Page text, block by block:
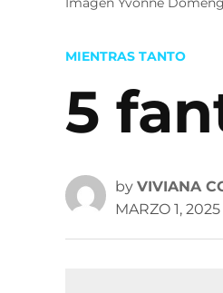
POSTED
MIENTRAS TANTO
5
by VIVIANA
MARZO 1, 2025